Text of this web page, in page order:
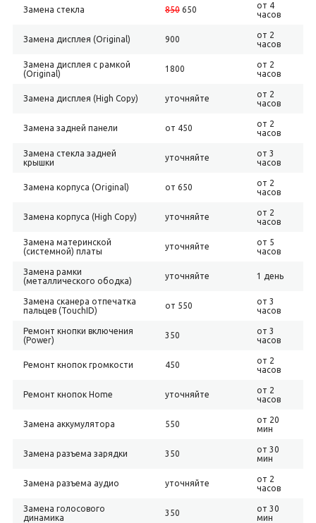
Замена стекла 850650
от 4
часов
Замена дисплея (Original) 900
от 2
часов
Замена дисплея с рамкой
(Original)
1800
от 2
часов
Замена дисплея (High Copy) уточняйте
от 2
часов
Замена задней панели от 450
от 2
часов
Замена стекла задней
крышки
уточняйте
от 3
часов
Замена корпуса (Original) от 650
от 2
часов
Замена корпуса (High Copy) уточняйте
от 2
часов
Замена материнской
(системной) платы
уточняйте
от 5
часов
Замена рамки
(металлического ободка)
уточняйте 1 день
Замена сканера отпечатка
пальцев (TouchID)
от 550
от 3
часов
Ремонт кнопки включения
(Power)
350
от 3
часов
Ремонт кнопок громкости 450
от 2
часов
Ремонт кнопок Home уточняйте
от 2
часов
Замена аккумулятора 550
от 20
мин
Замена разъема зарядки 350
от 30
мин
Замена разъема аудио уточняйте
от 2
часов
Замена голосового
динамика
350
от 30
мин